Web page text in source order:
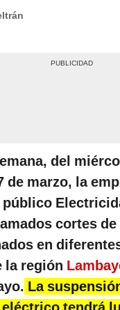
del
de marzo, la
cortes de
en
la región
La